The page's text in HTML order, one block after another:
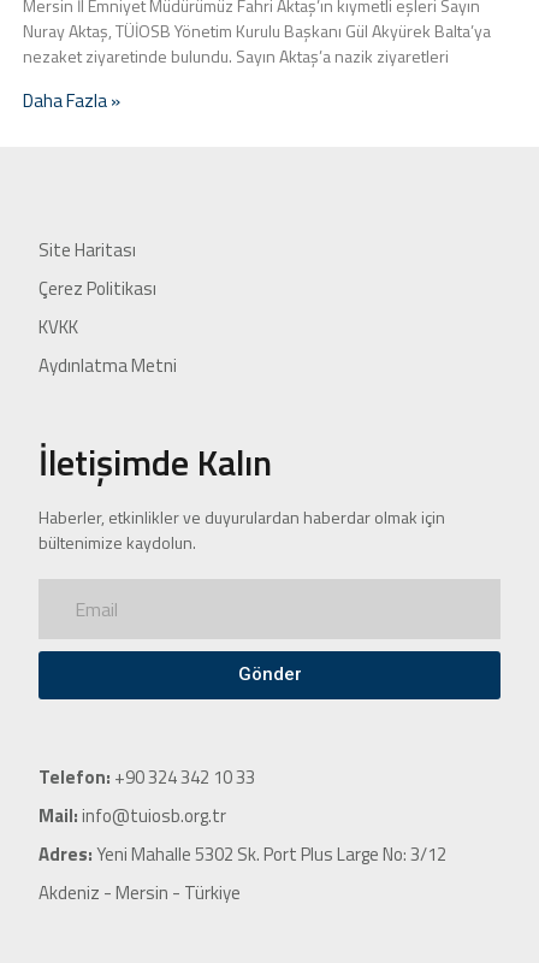
Mersin İl Emniyet Müdürümüz Fahri Aktaş’ın kıymetli eşleri Sayın
Nuray Aktaş, TÜİOSB Yönetim Kurulu Başkanı Gül Akyürek Balta’ya
nezaket ziyaretinde bulundu. Sayın Aktaş’a nazik ziyaretleri
Daha Fazla »
Site Haritası
Çerez Politikası
KVKK
Aydınlatma Metni
İletişimde Kalın
Haberler, etkinlikler ve duyurulardan haberdar olmak için
bültenimize kaydolun.
Gönder
Telefon: +90 324 342 10 33
Mail:info@tuiosb.org.tr
Adres:Yeni Mahalle 5302 Sk. Port Plus Large No: 3/12
Akdeniz - Mersin - Türkiye